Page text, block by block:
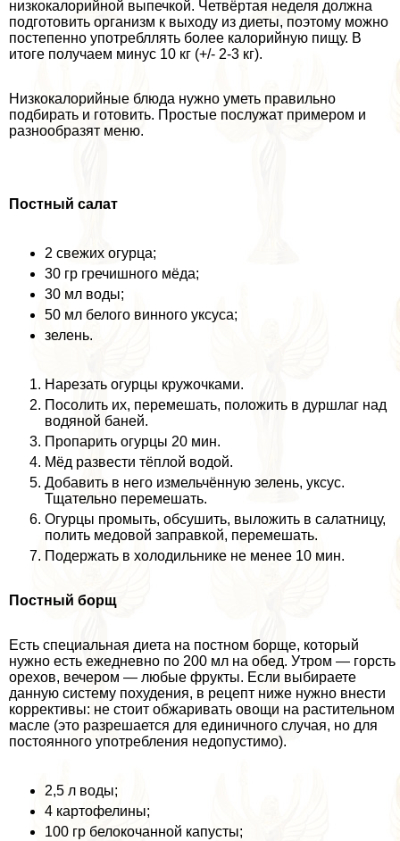
низкокалорийной выпечкой. Четвёртая неделя должна
подготовить организм к выходу из диеты, поэтому можно
постепенно употрeбллять более калорийную пищу. В
итоге получаем минус 10 кг (+/- 2-3 кг).
Низкокалорийные блюда нужно уметь правильно
подбирать и готовить. Простые послужат примером и
разнообразят меню.
Постный салат
2 свежих огурца;
30 гр гречишного мёда;
30 мл воды;
50 мл белого винного уксуса;
зелень.
Нарезать огурцы кружочками.
Посолить их, перемешать, положить в дуршлаг над
водяной баней.
Пропарить огурцы 20 мин.
Мёд развести тёплой водой.
Добавить в него измельчённую зелень, уксус.
Тщательно перемешать.
Огурцы промыть, обсушить, выложить в салатницу,
полить медовой заправкой, перемешать.
Подержать в холодильнике не менее 10 мин.
Постный борщ
Есть специальная диета на постном борще, который
нужно есть ежедневно по 200 мл на обед. Утром — горсть
орехов, вечером — любые фрукты. Если выбираете
данную систему похудения, в рецепт ниже нужно внести
коррективы: не стоит обжаривать овощи на растительном
масле (это разрешается для единичного случая, но для
постоянного употрeбления недопустимо).
2,5 л воды;
4 картофелины;
100 гр белокочанной капусты;